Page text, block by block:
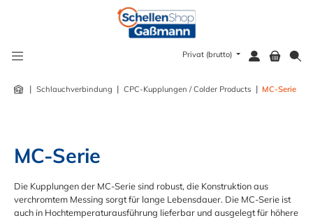
Privat (brutto)
| Schlauchverbindung | CPC-Kupplungen / Colder Products | MC-Serie
MC-Serie
Die Kupplungen der MC-Serie sind robust, die Konstruktion aus
verchromtem Messing sorgt für lange Lebensdauer. Die MC-Serie ist
auch in Hochtemperaturausführung lieferbar und ausgelegt für höhere